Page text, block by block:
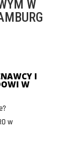
W
I
W
w